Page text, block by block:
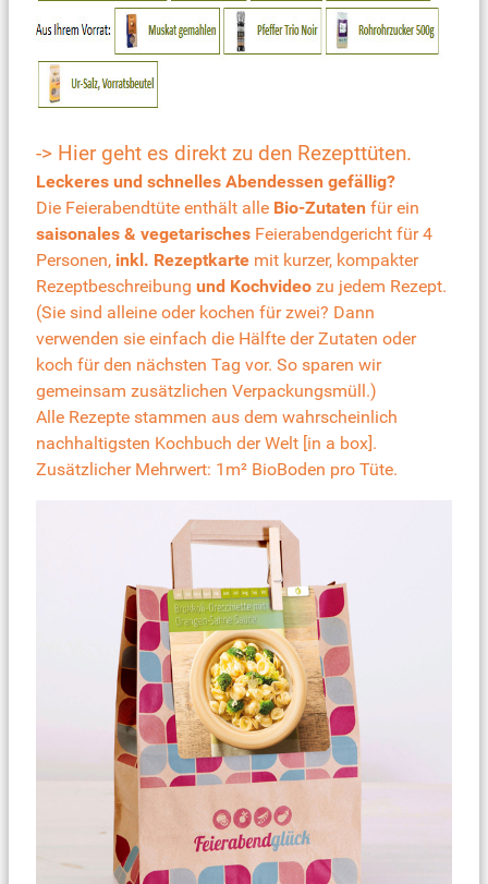
-> Hier geht es direkt zu den Rezepttüten.
Leckeres und schnelles Abendessen gefällig?
Die Feierabendtüte enthält alle Bio-Zutaten für ein
saisonales & vegetarisches Feierabendgericht für 4
Personen, inkl. Rezeptkarte mit kurzer, kompakter
Rezeptbeschreibung und Kochvideo zu jedem Rezept.
(Sie sind alleine oder kochen für zwei? Dann
verwenden sie einfach die Hälfte der Zutaten oder
koch für den nächsten Tag vor. So sparen wir
gemeinsam zusätzlichen Verpackungsmüll.)
Alle Rezepte stammen aus dem wahrscheinlich
nachhaltigsten Kochbuch der Welt [in a box] .
Zusätzlicher Mehrwert: 1m² BioBoden pro Tüte.